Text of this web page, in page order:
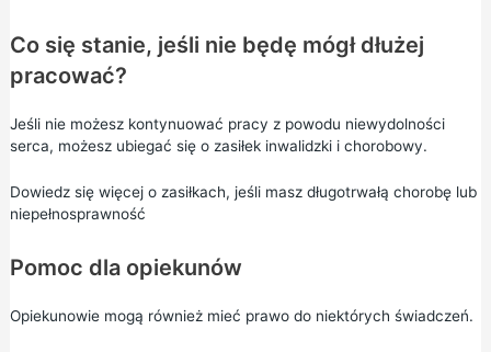
Co się stanie, jeśli nie będę mógł dłużej
pracować?
Jeśli nie możesz kontynuować pracy z powodu niewydolności
serca, możesz ubiegać się o zasiłek inwalidzki i chorobowy.
Dowiedz się więcej o zasiłkach, jeśli masz długotrwałą chorobę lub
niepełnosprawność
Pomoc dla opiekunów
Opiekunowie mogą również mieć prawo do niektórych świadczeń.